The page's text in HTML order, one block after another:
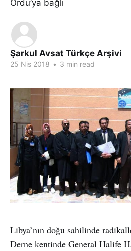
Ordu’ya bağlı
Şarkul Avsat Türkçe Arşivi
25 Nis 2018 • 3 min read
Libya’nın doğu sahilinde
Derne kentinde General Halife